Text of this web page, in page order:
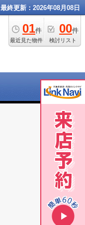
最終更新：2026年08月08日
01件
最近見た物件
00件
検討リスト